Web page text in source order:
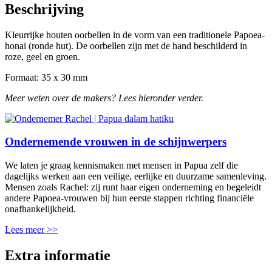
Beschrijving
Kleurrijke houten oorbellen in de vorm van een traditionele Papoea-
honai (ronde hut). De oorbellen zijn met de hand beschilderd in
roze, geel en groen.
Formaat: 35 x 30 mm
Meer weten over de makers? Lees hieronder verder.
Ondernemende vrouwen in de schijnwerpers
We laten je graag kennismaken met mensen in Papua zelf die
dagelijks werken aan een veilige, eerlijke en duurzame samenleving.
Mensen zoals Rachel: zij runt haar eigen onderneming en begeleidt
andere Papoea-vrouwen bij hun eerste stappen richting financiële
onafhankelijkheid.
Lees meer >>
Extra informatie